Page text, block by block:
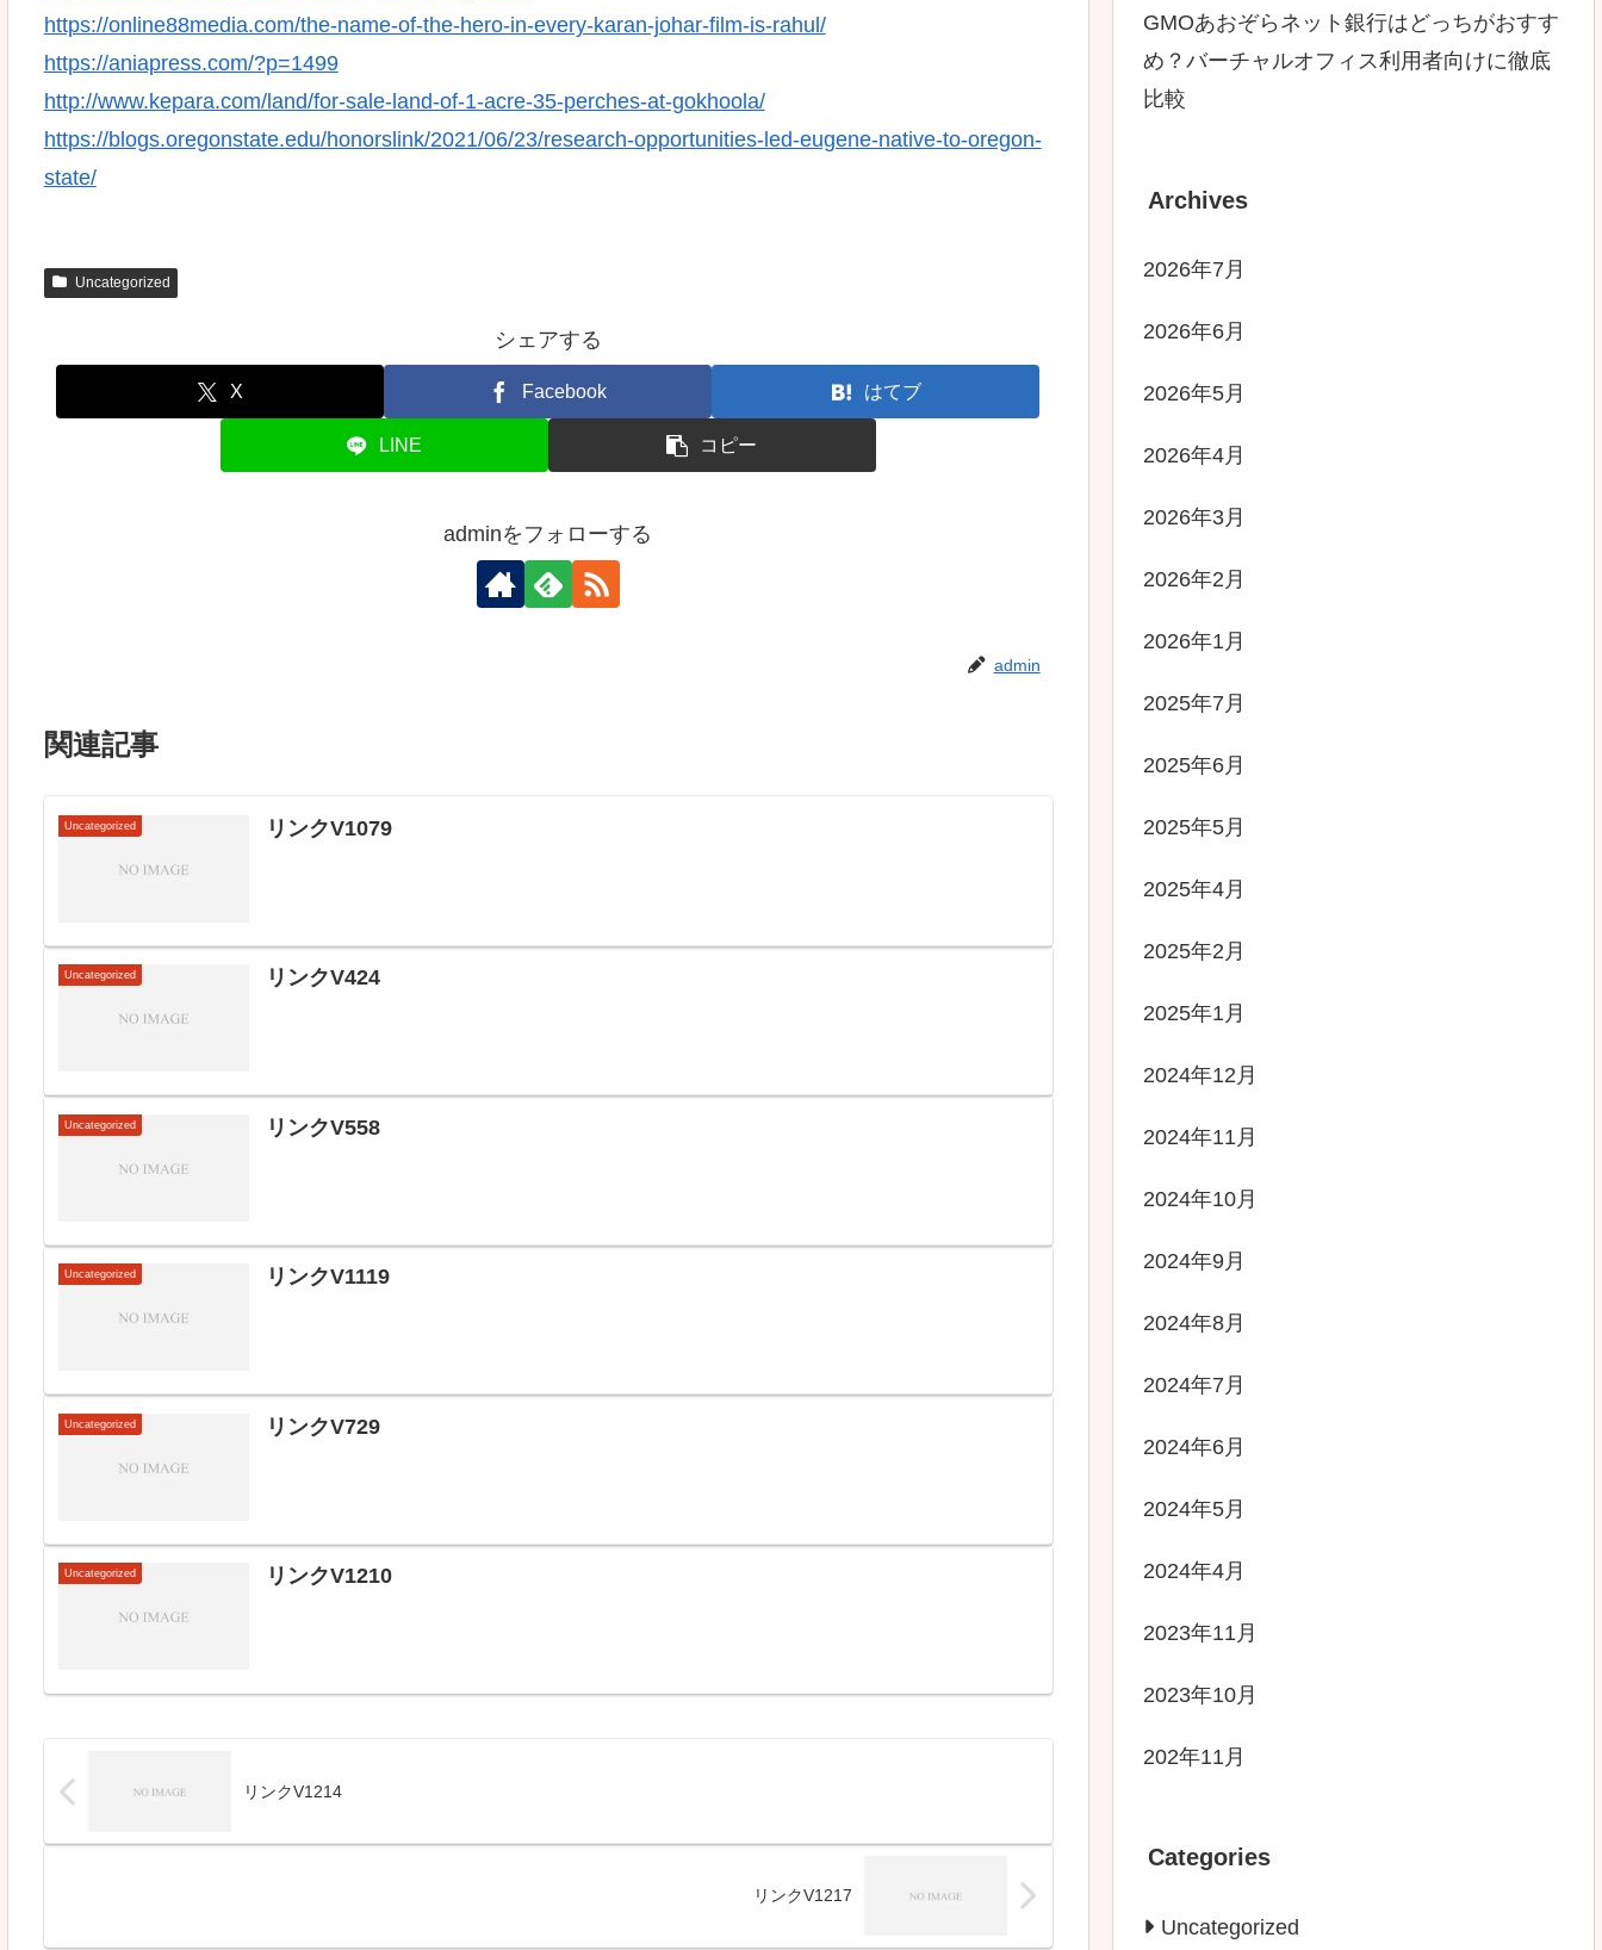
https://online88media.com/the-name-of-the-hero-in-every-karan-johar-film-is-rahul/
https://aniapress.com/?p=1499
http://www.kepara.com/land/for-sale-land-of-1-acre-35-perches-at-gokhoola/
https://blogs.oregonstate.edu/honorslink/2021/06/23/research-opportunities-led-eugene-native-to-oregon-
state/
Uncategorized
シェアする
X Facebook はてブ
LINE コピー
adminをフォローする
admin
関連記事
Uncategorized リンクV1079
Uncategorized リンクV424
Uncategorized リンクV558
Uncategorized リンクV1119
Uncategorized リンクV729
Uncategorized リンクV1210
リンクV1214
リンクV1217
GMOあおぞらネット銀行はどっちがおすす
め？バーチャルオフィス利用者向けに徹底
比較
Archives
2026年7月
2026年6月
2026年5月
2026年4月
2026年3月
2026年2月
2026年1月
2025年7月
2025年6月
2025年5月
2025年4月
2025年2月
2025年1月
2024年12月
2024年11月
2024年10月
2024年9月
2024年8月
2024年7月
2024年6月
2024年5月
2024年4月
2023年11月
2023年10月
202年11月
Categories
Uncategorized